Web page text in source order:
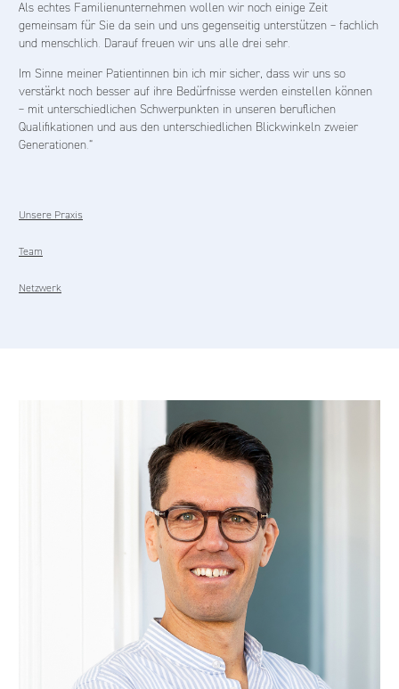
Als echtes Familienunternehmen wollen wir noch einige Zeit
gemeinsam für Sie da sein und uns gegenseitig unterstützen – fachlich
und menschlich. Darauf freuen wir uns alle drei sehr.
Im Sinne meiner Patientinnen bin ich mir sicher, dass wir uns so
verstärkt noch besser auf ihre Bedürfnisse werden einstellen können
– mit unterschiedlichen Schwerpunkten in unseren beruflichen
Qualifikationen und aus den unterschiedlichen Blickwinkeln zweier
Generationen.“
Unsere Praxis
Team
Netzwerk